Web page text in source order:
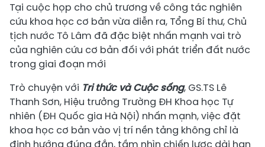
Tại cuộc họp cho chủ trương về công tác nghiên
cứu khoa học cơ bản vừa diễn ra, Tổng Bí thư, Chủ
tịch nước Tô Lâm đã đặc biệt nhấn mạnh vai trò
của nghiên cứu cơ bản đối với phát triển đất nước
trong giai đoạn mới
Trò chuyện với Tri thức và Cuộc sống, GS.TS Lê
Thanh Sơn, Hiệu trưởng Trường ĐH Khoa học Tự
nhiên (ĐH Quốc gia Hà Nội) nhấn mạnh, việc đặt
khoa học cơ bản vào vị trí nền tảng không chỉ là